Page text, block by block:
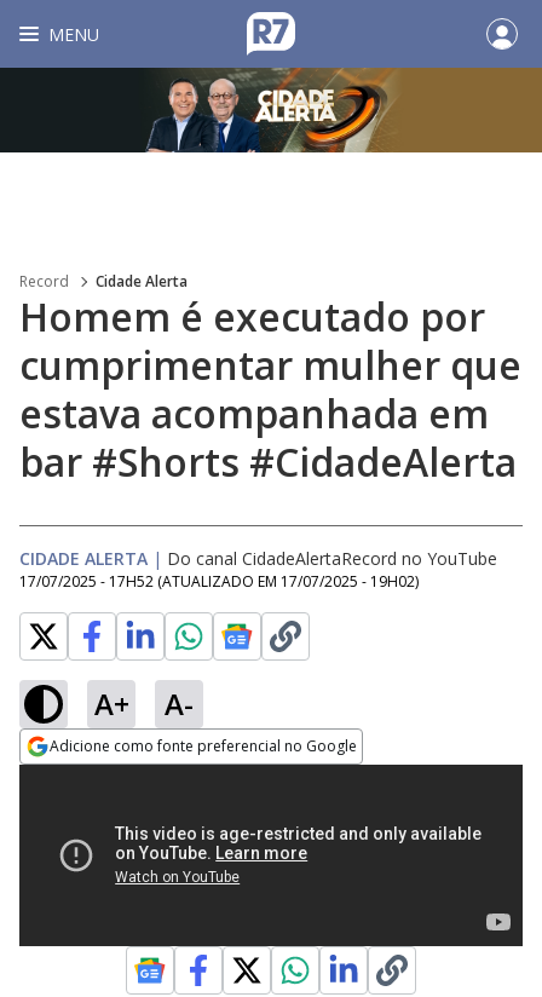
MENU
Record Cidade Alerta
Homem é executado por
cumprimentar mulher que
estava acompanhada em
bar #Shorts #CidadeAlerta
CIDADE ALERTA | Do canal CidadeAlertaRecord no YouTube
17/07/2025 - 17H52 (ATUALIZADO EM 17/07/2025 - 19H02)
A+ A-
Adicione como fonte preferencial no Google